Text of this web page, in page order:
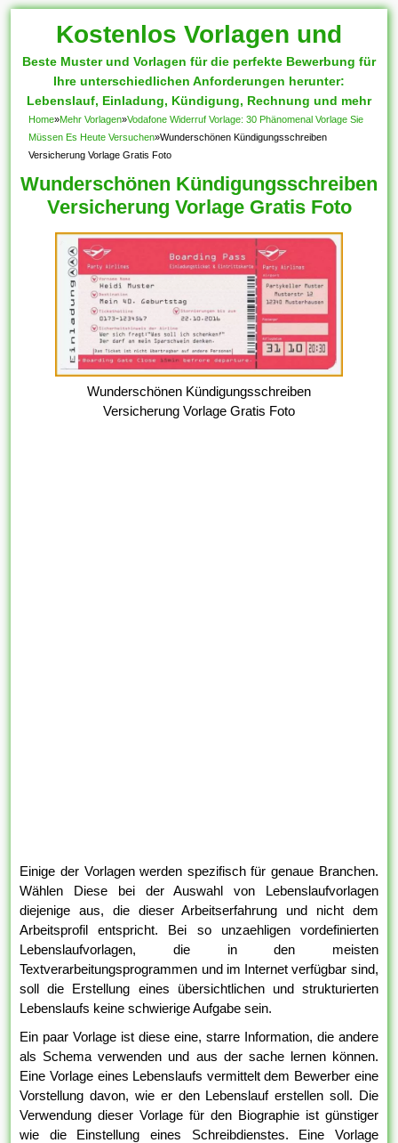
Kostenlos Vorlagen und
Muster
Beste Muster und Vorlagen für die perfekte Bewerbung für
Ihre unterschiedlichen Anforderungen herunter:
Lebenslauf, Einladung, Kündigung, Rechnung und mehr
Home»Mehr Vorlagen»Vodafone Widerruf Vorlage: 30 Phänomenal Vorlage Sie
Müssen Es Heute Versuchen»Wunderschönen Kündigungsschreiben
Versicherung Vorlage Gratis Foto
Wunderschönen Kündigungsschreiben
Versicherung Vorlage Gratis Foto
Wunderschönen Kündigungsschreiben
Versicherung Vorlage Gratis Foto
Einige der Vorlagen werden spezifisch für genaue Branchen.
Wählen Diese bei der Auswahl von Lebenslaufvorlagen
diejenige aus, die dieser Arbeitserfahrung und nicht dem
Arbeitsprofil entspricht. Bei so unzaehligen vordefinierten
Lebenslaufvorlagen, die in den meisten
Textverarbeitungsprogrammen und im Internet verfügbar sind,
soll die Erstellung eines übersichtlichen und strukturierten
Lebenslaufs keine schwierige Aufgabe sein.
Ein paar Vorlage ist diese eine, starre Information, die andere
als Schema verwenden und aus der sache lernen können.
Eine Vorlage eines Lebenslaufs vermittelt dem Bewerber eine
Vorstellung davon, wie er den Lebenslauf erstellen soll. Die
Verwendung dieser Vorlage für den Biographie ist günstiger
wie die Einstellung eines Schreibdienstes. Eine Vorlage